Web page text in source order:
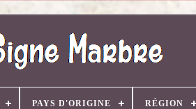
PAYS D'ORIGINE RÉGION